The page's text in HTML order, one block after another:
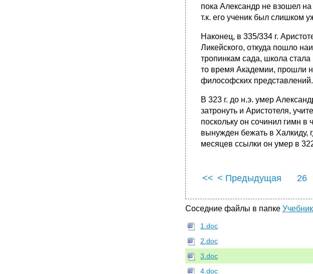
пока Александр не взошел
т.к. его ученик был слишком
Наконец, в 335/334 г.
Ликейского, откуда пошло
тропинкам сада, школа
то время Академии, прошли
философских представлений.
В 323 г. до н.э. умер
затронуть и Аристотеля,
поскольку он сочинил гимн
вынужден бежать в Халкиду,
месяцев ссылки он умер в
<< < Предыдущая 26
Соседние файлы в папке
1.doc
2.doc
3.doc
4.doc